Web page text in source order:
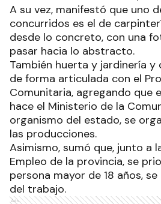
A su vez, manifestó que uno
concurridos es el de
desde lo concreto, con una
pasar hacia lo abstracto.
También huerta y jardinería y
de forma articulada con el
Comunitaria, agregando que
hace el Ministerio de la
organismo del estado, se
las producciones.
Asimismo, sumó que, junto a
Empleo de la provincia, se
persona mayor de 18 años,
del trabajo.
Ads